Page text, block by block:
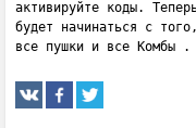
активируйте коды.
будет начинаться с
все пушки и все Комбы .